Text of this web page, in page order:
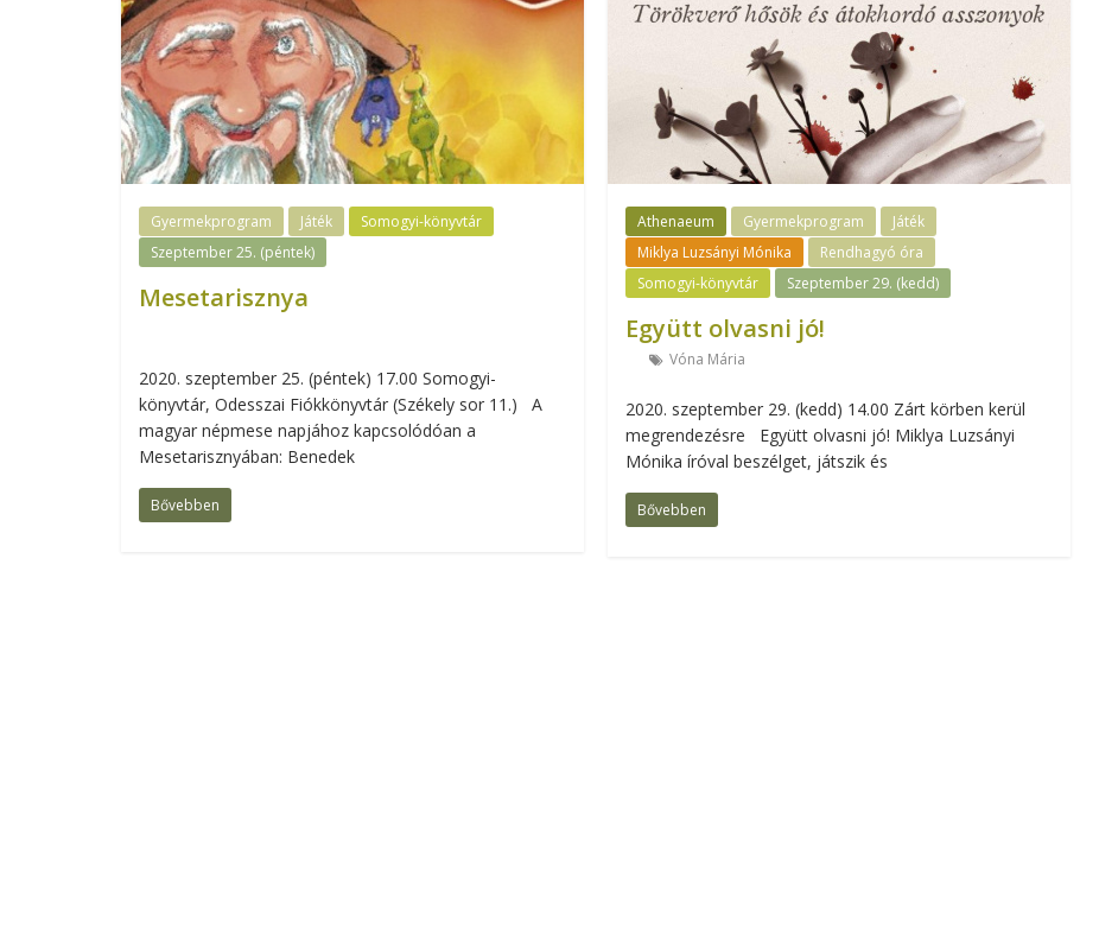
Gyermekprogram Játék
Somogyi-könyvtár
Szeptember 25. (péntek)
Mesetarisznya
2020. szeptember 25. (péntek) 17.00 Somogyi-
könyvtár, Odesszai Fiókkönyvtár (Székely sor 11.) A
magyar népmese napjához kapcsolódóan a
Mesetarisznyában: Benedek
Bővebben
Athenaeum Gyermekprogram
Játék
Miklya Luzsányi Mónika
Rendhagyó óra
Somogyi-könyvtár
Szeptember 29. (kedd)
Együtt olvasni jó!
Vóna Mária
2020. szeptember 29. (kedd) 14.00 Zárt körben kerül
megrendezésre Együtt olvasni jó! Miklya Luzsányi
Mónika íróval beszélget, játszik és
Bővebben